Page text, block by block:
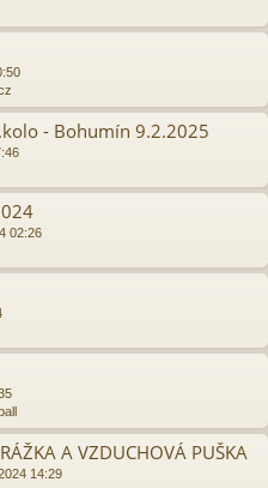
- Bohumín 9.2.2025
02:26
A VZDUCHOVÁ PUŠKA
14:29